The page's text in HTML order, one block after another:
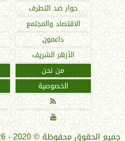
حوار ضد التطرف
الاقتصاد والمجتمع
داعمون
الأزهر الشريف
من نحن
الخصوصية


جميع الحقوق محفوظة©2020 - 2026 - اتحاد العالم الإسلامي